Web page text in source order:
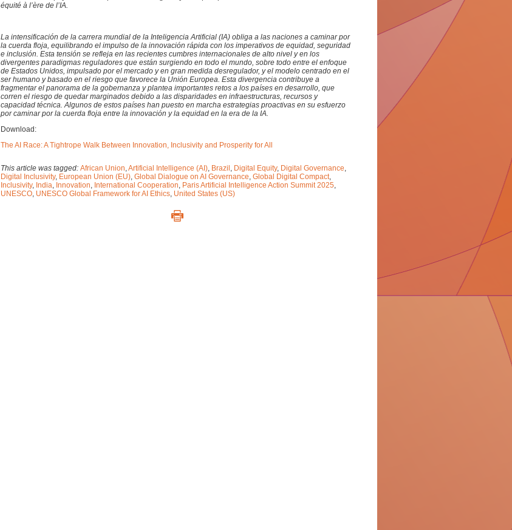
équité à l’ère de l’IA.
La intensificación de la carrera mundial de la Inteligencia Artificial (IA) obliga a las naciones a caminar por
la cuerda floja, equilibrando el impulso de la innovación rápida con los imperativos de equidad, seguridad
e inclusión. Esta tensión se refleja en las recientes cumbres internacionales de alto nivel y en los
divergentes paradigmas reguladores que están surgiendo en todo el mundo, sobre todo entre el enfoque
de Estados Unidos, impulsado por el mercado y en gran medida desregulador, y el modelo centrado en el
ser humano y basado en el riesgo que favorece la Unión Europea. Esta divergencia contribuye a
fragmentar el panorama de la gobernanza y plantea importantes retos a los países en desarrollo, que
corren el riesgo de quedar marginados debido a las disparidades en infraestructuras, recursos y
capacidad técnica. Algunos de estos países han puesto en marcha estrategias proactivas en su esfuerzo
por caminar por la cuerda floja entre la innovación y la equidad en la era de la IA.
Download:
The AI Race: A Tightrope Walk Between Innovation, Inclusivity and Prosperity for All
This article was tagged: African Union,Artificial Intelligence (AI), Brazil , Digital Equity, Digital Governance,
Digital Inclusivity, European Union (EU), Global Dialogue on AI Governance, Global Digital Compact,
Inclusivity, India, Innovation, International Cooperation, Paris Artificial Intelligence Action Summit 2025,
UNESCO, UNESCO Global Framework for AI Ethics, United States (US)